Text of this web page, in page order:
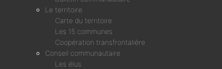
Le territoire
Carte du territoire
Les 15 communes
Coopération transfrontalière
Conseil communautaire
Les élus